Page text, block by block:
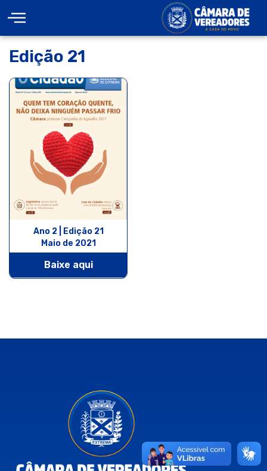
Edição 21
Ano 2 | Edição 21
Maio de 2021
Baixe aqui